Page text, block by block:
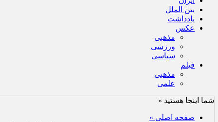
بین الملل
یادداشت
عکس
مذهبی
ورزشی
سیاسی
فیلم
مذهبی
علمی
شما اینجا هستید »
صفحه اصلی »